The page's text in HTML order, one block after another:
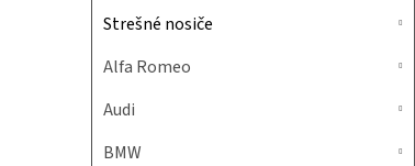
Strešné nosiče
Alfa Romeo
Audi
BMW